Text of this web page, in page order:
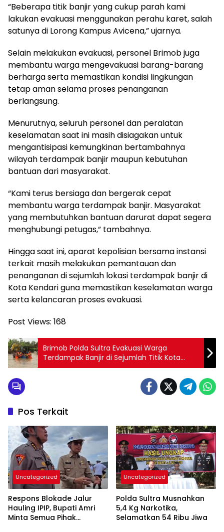
“Beberapa titik banjir yang cukup parah kami
lakukan evakuasi menggunakan perahu karet, salah
satunya di Lorong Kampus Avicena,” ujarnya.
Selain melakukan evakuasi, personel Brimob juga
membantu warga mengevakuasi barang-barang
berharga serta memastikan kondisi lingkungan
tetap aman selama proses penanganan
berlangsung.
Menurutnya, seluruh personel dan peralatan
keselamatan saat ini masih disiagakan untuk
mengantisipasi kemungkinan bertambahnya
wilayah terdampak banjir maupun kebutuhan
bantuan dari masyarakat.
“Kami terus bersiaga dan bergerak cepat
membantu warga terdampak banjir. Masyarakat
yang membutuhkan bantuan darurat dapat segera
menghubungi petugas,” tambahnya.
Hingga saat ini, aparat kepolisian bersama instansi
terkait masih melakukan pemantauan dan
penanganan di sejumlah lokasi terdampak banjir di
Kota Kendari guna memastikan keselamatan warga
serta kelancaran proses evakuasi.
Post Views: 168
Brimob Polda Sultra Evakuasi Warga
Terdampak Banjir di Sejumlah Titik Kota
Kendari
Pos Terkait
Uncategorized
Respons Blokade Jalur
Hauling IPIP, Bupati Amri
Minta Semua Pihak
Uncategorized
Polda Sultra Musnahkan
5,4 Kg Narkotika,
Selamatkan 54 Ribu Jiwa